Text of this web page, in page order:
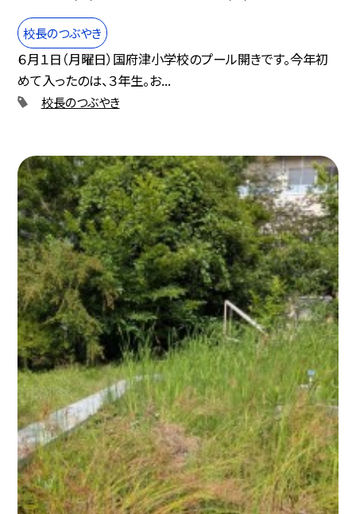
校長のつぶやき
６月１日（月曜日）国府津小学校のプール開きです。今年初
めて入ったのは、３年生。お...
校長のつぶやき